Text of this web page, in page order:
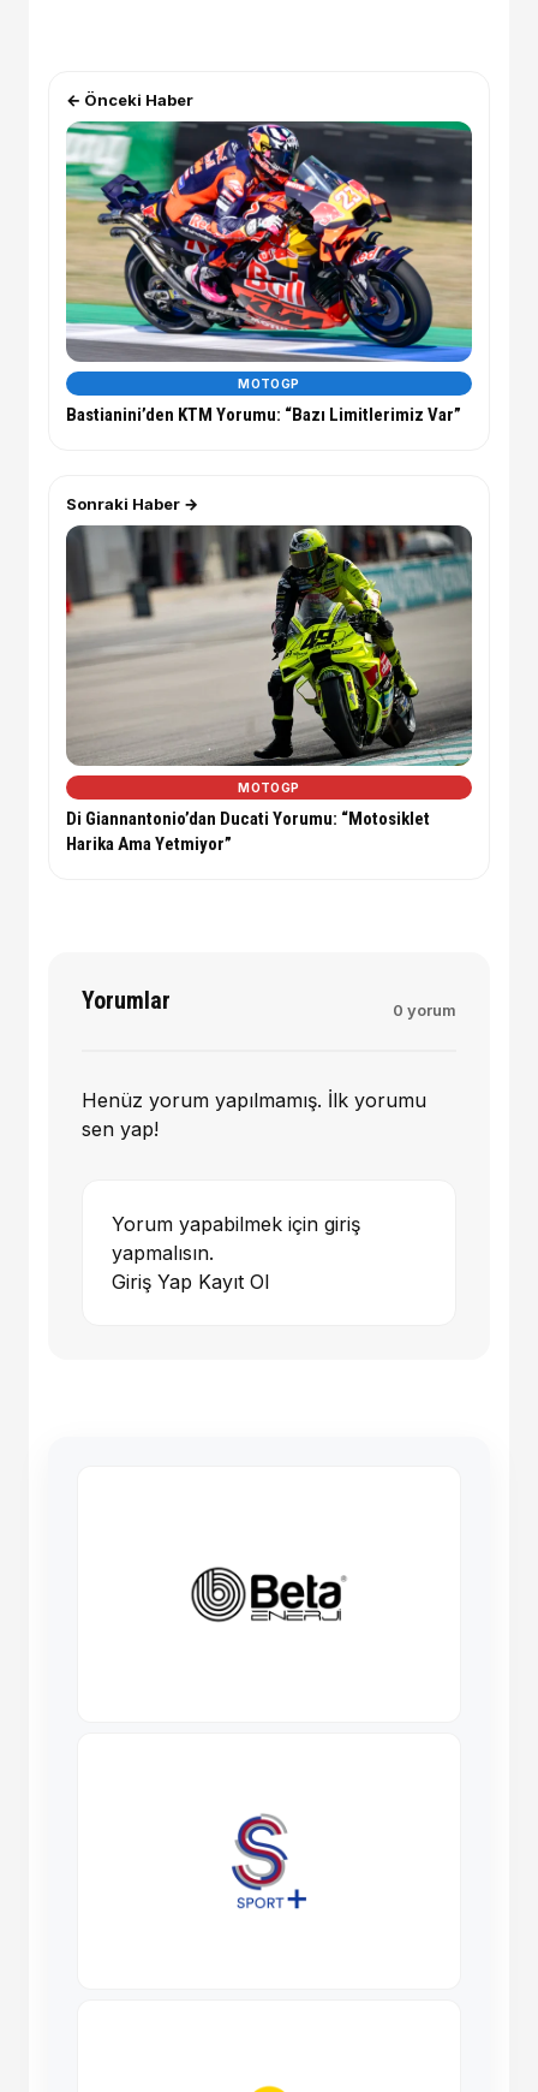
← Önceki Haber
MOTOGP
Bastianini’den KTM Yorumu: “Bazı Limitlerimiz Var”
Sonraki Haber →
MOTOGP
Di Giannantonio’dan Ducati Yorumu: “Motosiklet
Harika Ama Yetmiyor”
Yorumlar 0 yorum
Henüz yorum yapılmamış. İlk yorumu
sen yap!
Yorum yapabilmek için giriş
yapmalısın.
Giriş Yap Kayıt Ol